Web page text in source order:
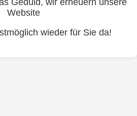
Website
wieder für Sie da!